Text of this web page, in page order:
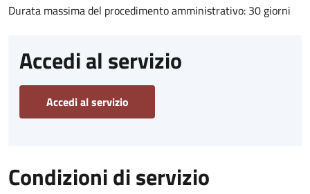
Durata massima del procedimento amministrativo: 30 giorni
Accedi al servizio
Accedi al servizio
Condizioni di servizio